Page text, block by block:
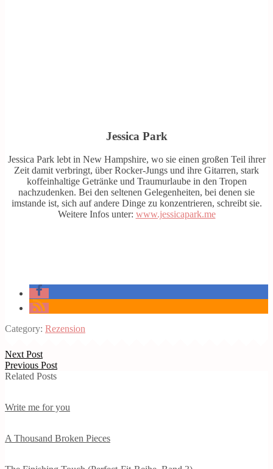
Jessica Park
Jessica Park lebt in New Hampshire, wo sie einen großen Teil ihrer
Zeit damit verbringt, über Rocker-Jungs und ihre Gitarren, stark
koffeinhaltige Getränke und Traumurlaube in den Tropen
nachzudenken. Bei den seltenen Gelegenheiten, bei denen sie
imstande ist, sich auf andere Dinge zu konzentrieren, schreibt sie.
Weitere Infos unter: www.jessicapark.me
Category: Rezension
Next Post
Previous Post
Related Posts
Write me for you
A Thousand Broken Pieces